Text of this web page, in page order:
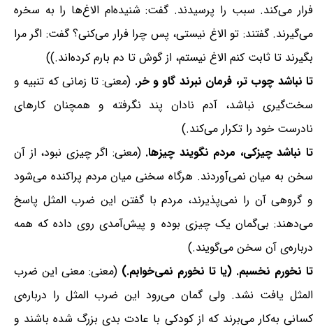
فرار می‌کند. سبب را پرسیدند. گفت: شنیده‌ام الاغ‌ها را به سخره
می‌گیرند. گفتند: تو الاغ نیستی، پس چرا فرار می‌کنی؟ گفت: اگر مرا
بگیرند تا ثابت کنم الاغ نیستم، از گوش تا دم بارم کرده‌اند.))
تا نباشد چوب تر، فرمان نبرند گاو و خر. (معنی: تا زمانی که تنبیه و
سخت‌گیری نباشد، آدم نادان پند نگرفته و همچنان کارهای
نادرست خود را تکرار می‌کند.)
تا نباشد چیزکی، مردم نگویند چیزها. (معنی: اگر چیزی نبود، از آن
سخن به میان نمی‌آوردند. هرگاه سخنی میان مردم پراکنده می‌شود
و گروهی آن را نمی‌پذیرند، مردم با گفتن این ضرب المثل پاسخ
می‌دهند: بی‌گمان یک چیزی بوده و پیش‌آمدی روی داده که همه
درباره‌ی آن سخن می‌گویند.)
تا نخورم نخسبم. (یا تا نخورم نمی‌خوابم.) (معنی: معنی این ضرب
المثل یافت نشد. ولی گمان می‌رود این ضرب المثل را درباره‌ی
کسانی به‌کار می‌برند که از کودکی با عادت بدی بزرگ شده باشند و